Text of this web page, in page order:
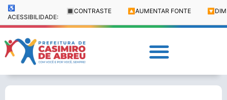
♿
ACESSIBILIDADE:
🔳 CONTRASTE 🔼 AUMENTAR FONTE 🔽